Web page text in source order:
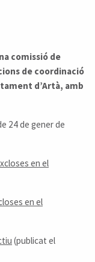
comissió de
de coordinació
d’Artà, amb
24 de gener de
en el
en el
(publicat el